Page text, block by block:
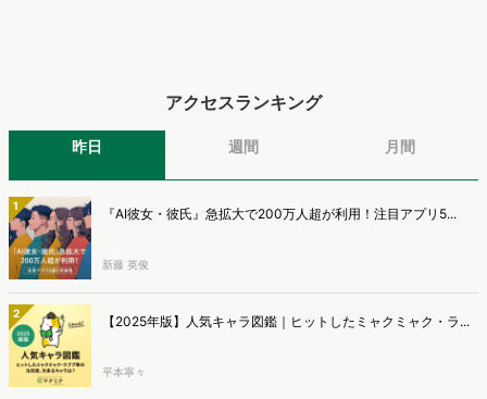
アクセスランキング
昨日 週間 月間
1 『AI彼女・彼氏』急拡大で200万人超が利用！注目アプリ5...
新藤 英俊
2 【2025年版】人気キャラ図鑑｜ヒットしたミャクミャク・ラ...
平本寧々